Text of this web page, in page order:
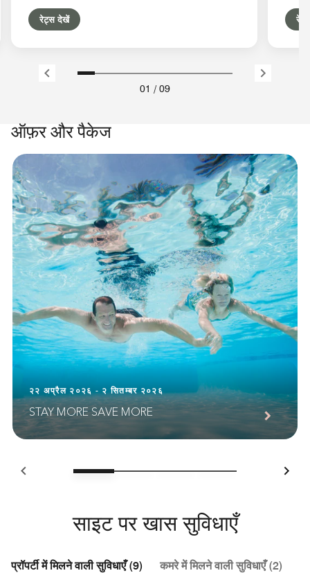
रेट्स देखें
01 / 09
ऑफ़र और पैकेज
२२ अप्रैल २०२६ - २ सितम्बर २०२६
STAY MORE SAVE MORE
साइट पर खास सुविधाएँ
प्रॉपर्टी में मिलने वाली सुविधाएँ (9) कमरे में मिलने वाली सुविधाएँ (2)